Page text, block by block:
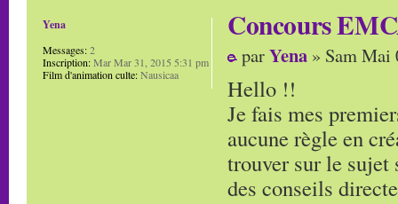
Concours
parYena » Sam Mai
Hello !!
Je fais mes
aucune règle en
trouver sur le sujet
des conseils
Yena
Messages:2
Inscription:Mar Mar 31, 2015 5:31 pm
Film d'animation culte:Nausicaa